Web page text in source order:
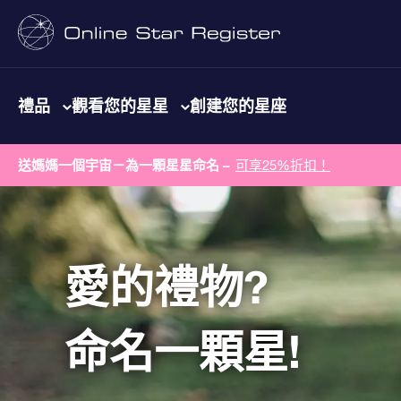
禮品 觀看您的星星 創建您的星座
送媽媽一個宇宙－為一顆星星命名 – 可享25%折扣！
愛的禮物?
命名一顆星!